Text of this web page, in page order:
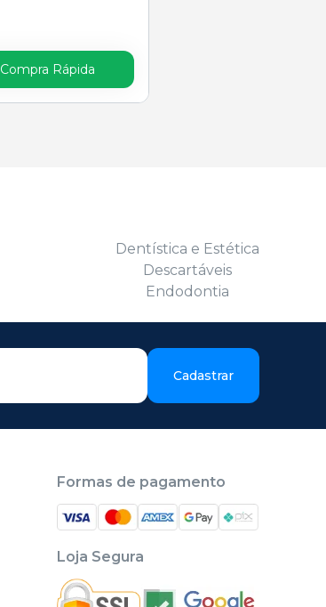
Compra Rápida
Dentística e Estética
Descartáveis
Endodontia
Cadastrar
Formas de pagamento
Loja Segura